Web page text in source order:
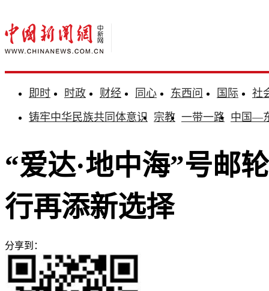
即时 时政 财经 同心 东西问 国际
社
铸牢中华民族共同体意识 宗教 一带一路 中国—
“爱达·地中海”号邮
行再添新选择
分享到：